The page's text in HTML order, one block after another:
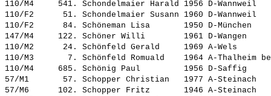
110/M4     541. Schondelmaier Harald 1956 D-
110/F2      51. Schondelmaier Susann 1960 D-
110/F2      84. Schöneman Lisa
1950 D-
147/M4     122. Schöner Willi
1961 D-
110/M2      24. Schönfeld Gerald
1969 A-Wels
110/M3       7. Schönfeld Romuald
1964 A-
110/M4     685. Schönig Paul
1956 D-Saffig
57/M1       57. Schopper Christian
1977 A-
57/M6      102. Schopper Fritz
1946 A-